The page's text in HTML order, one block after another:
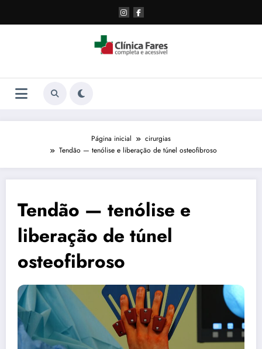
o
Página inicial
cirurgias
Tendão — tenólise e liberação de túnel osteofibroso
Tendão — tenólise e
liberação de túnel
osteofibroso